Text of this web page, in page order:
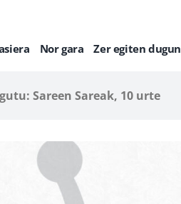
Nor gara Zer egiten dugun
Sareen Sareak, 10 urte